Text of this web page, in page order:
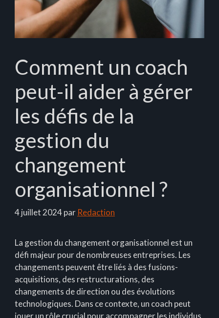
Comment un coach
peut-il aider à gérer
les défis de la
gestion du
changement
organisationnel ?
4 juillet 2024par Redaction
La gestion du changement organisationnel est un
défi majeur pour de nombreuses entreprises. Les
changements peuvent être liés à des fusions-
acquisitions, des restructurations, des
changements de direction ou des évolutions
technologiques. Dans ce contexte, un coach peut
jouer un rôle crucial pour accompagner les individus